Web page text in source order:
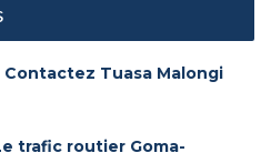
Contactez Tuasa Malongi
trafic routier Goma-